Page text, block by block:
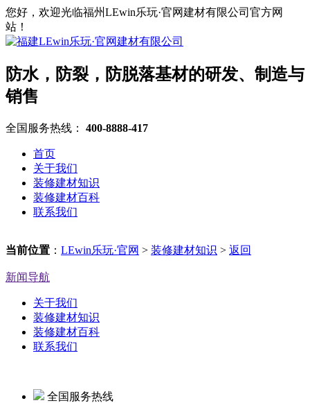
您好，欢迎光临福州LEwin乐玩·官网建材有限公司官方网
站！
防水，防裂，防脱落基材的研发、制造与
销售
全国服务热线： 400-8888-417
首页
关于我们
装修建材知识
装修建材百科
联系我们
当前位置 ： LEwin乐玩·官网 > 装修建材知识 > 返回
新闻导航
关于我们
装修建材知识
装修建材百科
联系我们
全国服务热线